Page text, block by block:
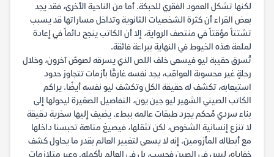
لكنها تشكل العمود الفقري للحبكة. أما من الناحية الأخرى، فقد يجد
بعض القراء أن كثرة الشخصيات الثانوية وتداخل مساراتها قد يسبب
تشتتاً مؤقتاً في منتصف الرواية، إلا أن الكاتب ينجح دائماً في إعادة
لملمة هذه الخيوط في النهاية ببراعة فائقة.
تُسرق حقيبة ليو فيسعى خلف اللص الذي يسرقه لصوصً آخرون، وخلال
رحلةٍ غير محسوبة العواقب، يجد نفسه غارقًا بأزمات تتجاوز حدود
استيعابه، تكشف له حقيقة الكل وتكشف ليو نفسه أيضًا. يراكم
الكاتب الصيني الشهير ليو جين يون، التفاصيل الصغيرة ليحولها إلى
بناء سردي مُحكم يجرد طبقات عالمه ببطء. يضيف إليها سخرية دقيقة
لا تنزع إنسانية الشخوص، لكن تثقلها، فيصيغ متاهة تحبسنا داخلها
مع أبطاله المأزومين. إنه لا يسعى لتغيير العالم بقدر ما يحاول كشف
خفاياه، ليس في الصين فحسب، بل في العالم بأكمله. وعبر متلازمات